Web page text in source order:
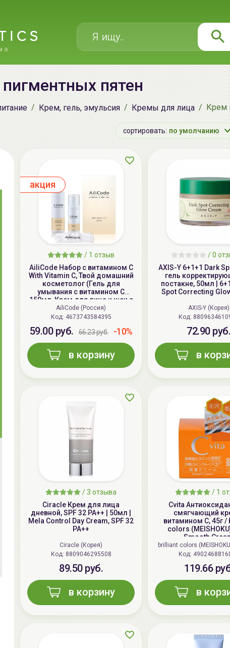
пятен
Крем, гель, эмульсия Кремы для лица Крем
сортировать: по умолчанию
/ 1 отзыв
AiliCode Набор с витамином С
With Vitamin C, Твой домашний
косметолог (Гель для
умывания с витамином С
150мл, Крем для лица и шеи с
витамином С 50мл)
AiliCode (Россия)
Код: 4673743584395
59.00 руб. 66.23 руб. -10%
в корзину
aкция
/0
AXIS-Y 6+1+1 Dark
гель
постакне, 50мл |
Spot Correcting
AXIS-Y (Корея)
Код:
72.90 руб.
в
/3 отзыва
Ciracle Крем для лица
дневной, SPF 32 PA++ | 50мл |
Mela Control Day Cream, SPF 32
PA++
Ciracle (Корея)
Код: 8809046295508
89.50 руб.
в корзину
/ 1
Cvita
смягчающий
витамином С, 45г /
colors
Smooth
brilliant colors
Код:
119.66
в